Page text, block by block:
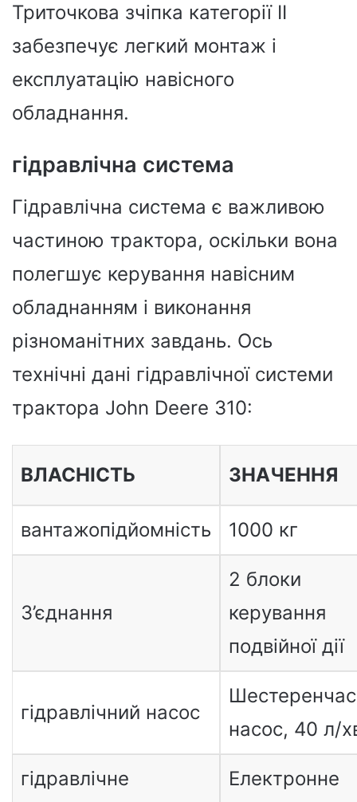
Триточкова зчіпка категорії II
забезпечує легкий монтаж і
експлуатацію навісного
обладнання.
гідравлічна система
Гідравлічна система є важливою
частиною трактора, оскільки вона
полегшує керування навісним
обладнанням і виконання
різноманітних завдань. Ось
технічні дані гідравлічної системи
трактора John Deere 310:
ВЛАСНІСТЬ ЗНАЧЕННЯ
вантажопідйомність 1000 кг
З’єднання
2 блоки
керування
подвійної дії
гідравлічний насос
насос, 40 л/
гідравлічне
Електронне